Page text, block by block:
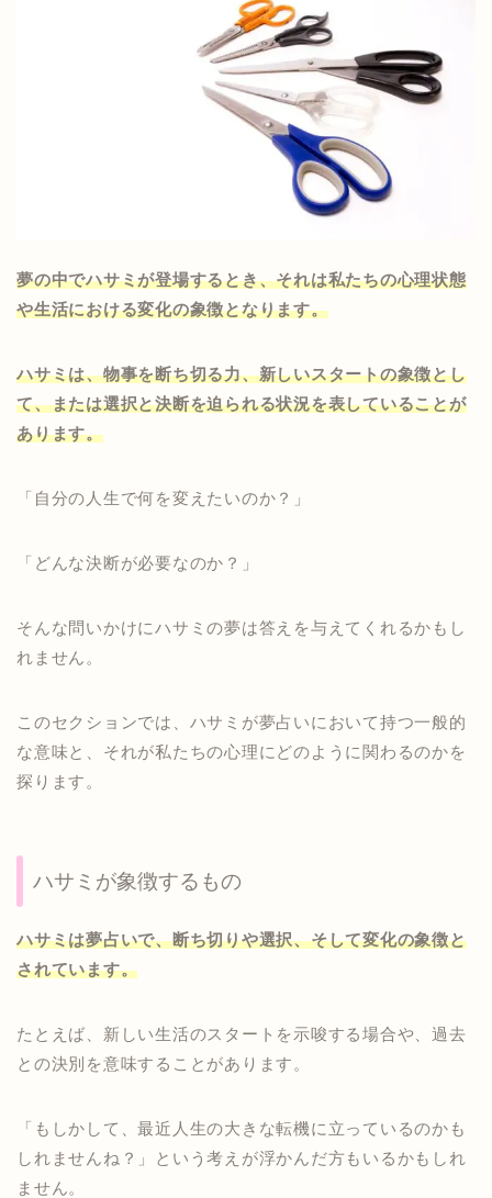
夢の中でハサミが登場するとき、それは私たちの心理状態
や生活における変化の象徴となります。
ハサミは、物事を断ち切る力、新しいスタートの象徴とし
て、または選択と決断を迫られる状況を表していることが
あります。
「自分の人生で何を変えたいのか？」
「どんな決断が必要なのか？」
そんな問いかけにハサミの夢は答えを与えてくれるかもし
れません。
このセクションでは、ハサミが夢占いにおいて持つ一般的
な意味と、それが私たちの心理にどのように関わるのかを
探ります。
ハサミが象徴するもの
ハサミは夢占いで、断ち切りや選択、そして変化の象徴と
されています。
たとえば、新しい生活のスタートを示唆する場合や、過去
との決別を意味することがあります。
「もしかして、最近人生の大きな転機に立っているのかも
しれませんね？」という考えが浮かんだ方もいるかもしれ
ません。